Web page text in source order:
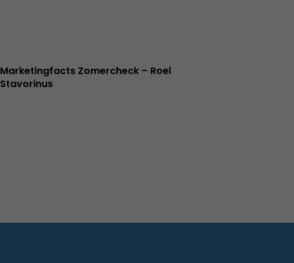
Marketingfacts Zomercheck – Roel
Stavorinus